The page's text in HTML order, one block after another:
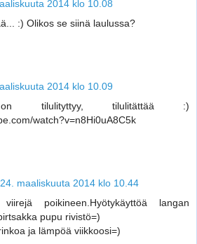
2014 klo 10.08
:) Olikos se siinä laulussa?
2014 klo 10.09
tilulitättää :)
watch?v=n8Hi0uA8C5k
24. maaliskuuta 2014 klo 10.44
poikineen.Hyötykäyttöä langan
pupu rivistö=)
ja lämpöä viikkoosi=)